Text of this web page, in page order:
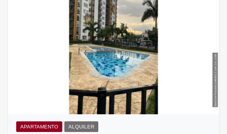
APARTAMENTO ALQUILER